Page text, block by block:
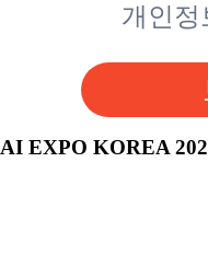
개인정
AI EXPO KOREA